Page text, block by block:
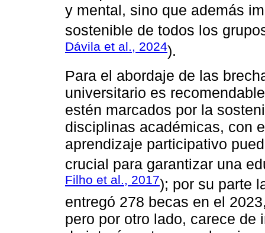
y mental, sino que además
sostenible de todos los
Dávila et al., 2024).
Para el abordaje de las
universitario es
estén marcados por la
disciplinas académicas, con
aprendizaje participativo
crucial para garantizar una
Filho et al., 2017); por su parte
entregó 278 becas en el
pero por otro lado, carece de